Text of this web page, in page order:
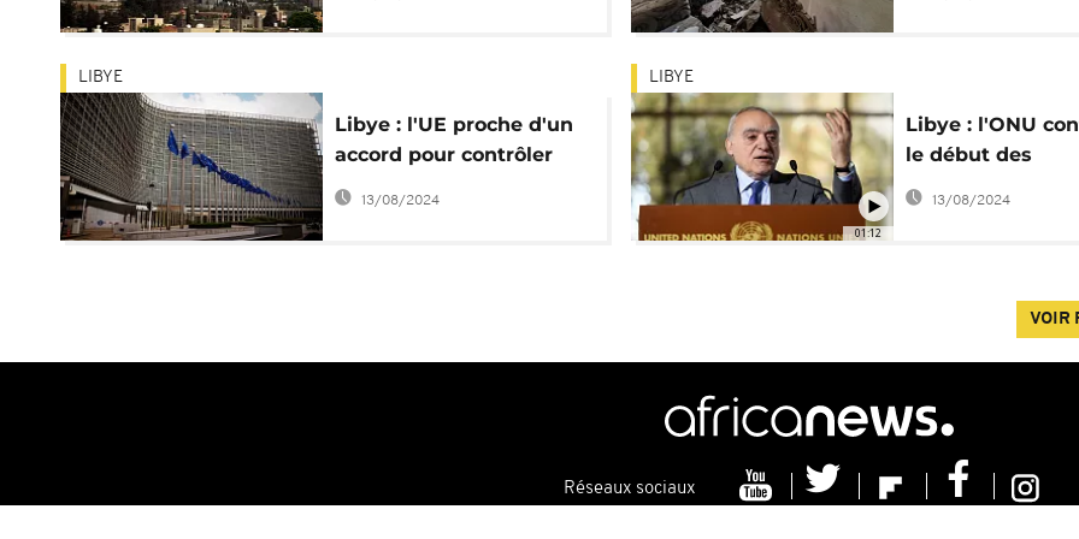
aérienne stratégique
LIBYE
Libye : l'UE proche d'un
accord pour contrôler
l'embargo en
Méditerranée
13/08/2024
01:12
LIBYE
Libye : l'ONU
le début des
pourparlers
Genève
13/08/2024
VOIR
Réseaux sociaux